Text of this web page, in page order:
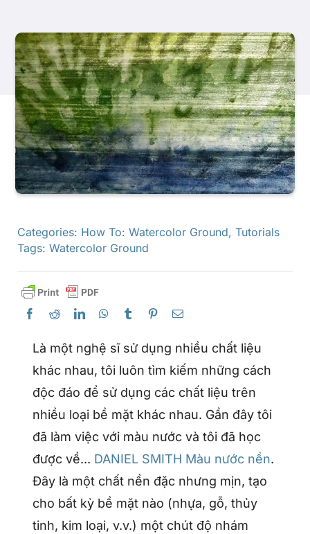
Các sản phẩm
Sự kiện
Blog
Tài nguyên
Đặt mua
Categories: How To: Watercolor Ground, Tutorials
Tags: Watercolor Ground
Là một nghệ sĩ sử dụng nhiều chất liệu
khác nhau, tôi luôn tìm kiếm những cách
độc đáo để sử dụng các chất liệu trên
nhiều loại bề mặt khác nhau. Gần đây tôi
đã làm việc với màu nước và tôi đã học
được về... DANIEL SMITH Màu nước nền.
Đây là một chất nền đặc nhưng mịn, tạo
cho bất kỳ bề mặt nào (nhựa, gỗ, thủy
tinh, kim loại, v.v.) một chút độ nhám